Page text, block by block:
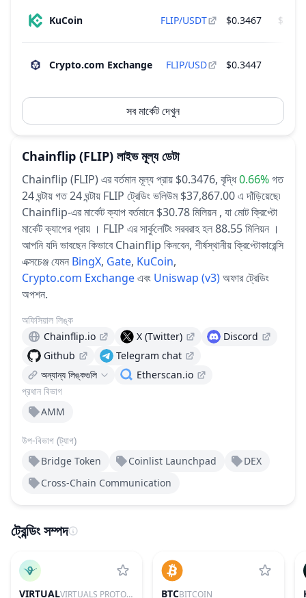
KuCoin FLIP/USDT $0.3467
Crypto.com Exchange FLIP/USD $0.3447
সব মার্কেট দেখুন
Chainflip (FLIP) লাইভ মূল্য ডেটা
Chainflip (FLIP) এর বর্তমান মূল্য প্রায় $0.3476, বৃদ্ধি0.66%গত
24 ঘন্টায়গত 24 ঘন্টায় FLIP ট্রেডিং ভলিউম $37,867.00 এ দাঁড়িয়েছে৷
Chainflip-এর মার্কেট ক্যাপ বর্তমানে $30.78 মিলিয়ন , যা মোট ক্রিপ্টো
মার্কেট ক্যাপের প্রায় । FLIP এর সার্কুলেটিং সরবরাহ হল 88.55 মিলিয়ন ।
আপনি যদি ভাবছেন কিভাবে Chainflip কিনবেন, শীর্ষস্থানীয় ক্রিপ্টোকারেন্সি
এক্সচেঞ্জ যেমন BingX, Gate, KuCoin,
Crypto.com Exchangeএবং Uniswap (v3)অফার ট্রেডিং
অপশন.
প্রধান বিভাগ
AMM
উপ-বিভাগ (ট্যাগ)
Bridge Token
Coinlist Launchpad
DEX
Cross-Сhain Communication
অফিসিয়াল লিঙ্ক
Chainflip.io
X (Twitter)
Discord
Github
Telegram chat
অন্যান্য লিঙ্কগুলি
Etherscan.io
ট্রেন্ডিং সম্পদ
VIRTUAL VIRTUALS PROTOCOL BTCBITCOIN